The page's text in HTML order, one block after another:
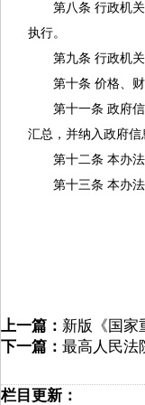
第八条 行政机
执行。
第九条 行政机
第十条 价格、
第十一条 政府
汇总，并纳入政府信
第十二条 本办
第十三条 本办法
上一篇： 新版《国
下一篇： 最高人民法
栏目更新：